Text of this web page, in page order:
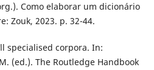
Como elaborar um dicionário
Zouk, 2023. p. 32-44.
specialised corpora. In:
M. (ed.). The Routledge Handbook